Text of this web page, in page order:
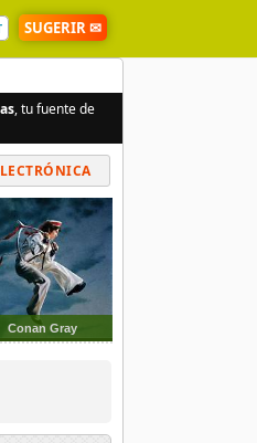
SUGERIR ✉
, tu fuente de
Conan Gray